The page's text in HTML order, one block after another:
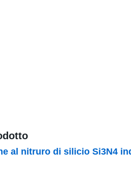
al nitruro di silicio Si3N4